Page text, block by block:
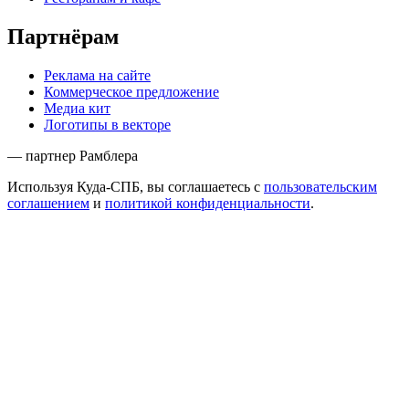
Партнёрам
Реклама на сайте
Коммерческое предложение
Медиа кит
Логотипы в векторе
— партнер Рамблера
Используя Куда-СПБ, вы соглашаетесь с пользовательским
соглашением и политикой конфиденциальности.